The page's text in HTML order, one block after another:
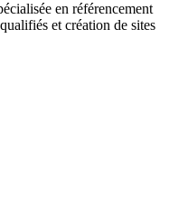
en référencement
et création de sites